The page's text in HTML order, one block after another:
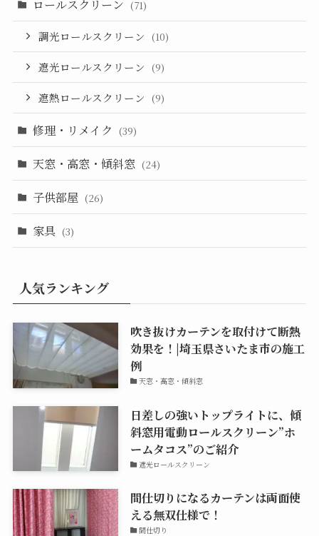
ロールスクリーン (71)
調光ロールスクリーン (10)
遮光ロールスクリーン (9)
遮熱ロールスクリーン (9)
修理・リメイク (39)
天窓・高窓・傾斜窓 (24)
子供部屋 (26)
家具 (3)
人気ランキング
吹き抜けカーテンを取付けて断熱
効果を！|埼玉県さいたま市の施工
例
天窓・高窓・傾斜窓
日差しの強いトップライトに、傾
斜窓用電動ロールスクリーン”ホ
ームタコス”のご紹介
遮光ロールスクリーン
間仕切りになるカーテンは両面使
える無双仕様で！
間仕切り